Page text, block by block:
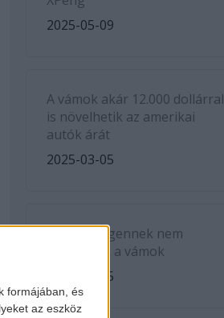
formájában, és
az eszköz
2025-05-09
A vámok akár 12.000 dollárral
is növelhetik az amerikai
autók árát
2025-03-05
A Volkswagennek nem
kedveznek a vámok
2025-03-05